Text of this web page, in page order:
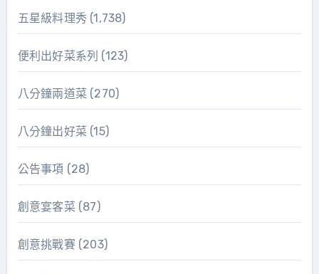
五星級料理秀(1,738)
便利出好菜系列 (123)
八分鐘兩道菜 (270)
八分鐘出好菜 (15)
公告事項 (28)
創意宴客菜 (87)
創意挑戰賽(203)